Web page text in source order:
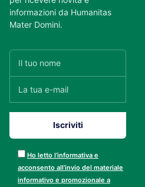
informazioni da Humanitas
Mater Domini.
Ho letto l’informativa e
acconsento all’invio del materiale
informativo e promozionale a